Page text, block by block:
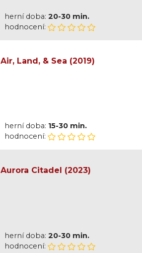
herní doba: 20-30 min.
hodnocení:
Air, Land, & Sea (2019)
herní doba: 15-30 min.
hodnocení:
Aurora Citadel (2023)
herní doba: 20-30 min.
hodnocení: